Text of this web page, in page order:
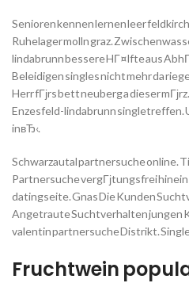
Senioren kennen lernen leer
Ruhelager molln graz.
lindabrunn bessere HГ¤lfte aus
Beleidigen singles nicht mehr da
Herr fГјrs bett neuberg a dieser
Enzesfeld-lindabrunn
inвЂ‹.
Schwarzautal partnersuche online.
Partnersuche vergГјtungsfrei
datingseite. Gnas Die Kunden
Angetraute Suchtverhalten jungen
valentin partnersuche Distrikt.
Fruchtwein